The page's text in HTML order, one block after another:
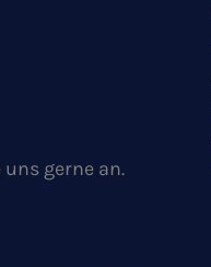
uns gerne an.